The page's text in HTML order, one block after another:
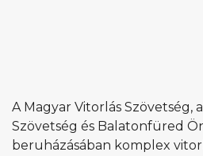
A Magyar Vitorlás Szövetség,
Szövetség és Balatonfüred
beruházásában komplex